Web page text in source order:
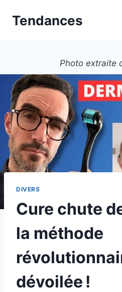
Tendances
Photo extraite
DIVERS
Cure chute
la méthode
dévoilée !